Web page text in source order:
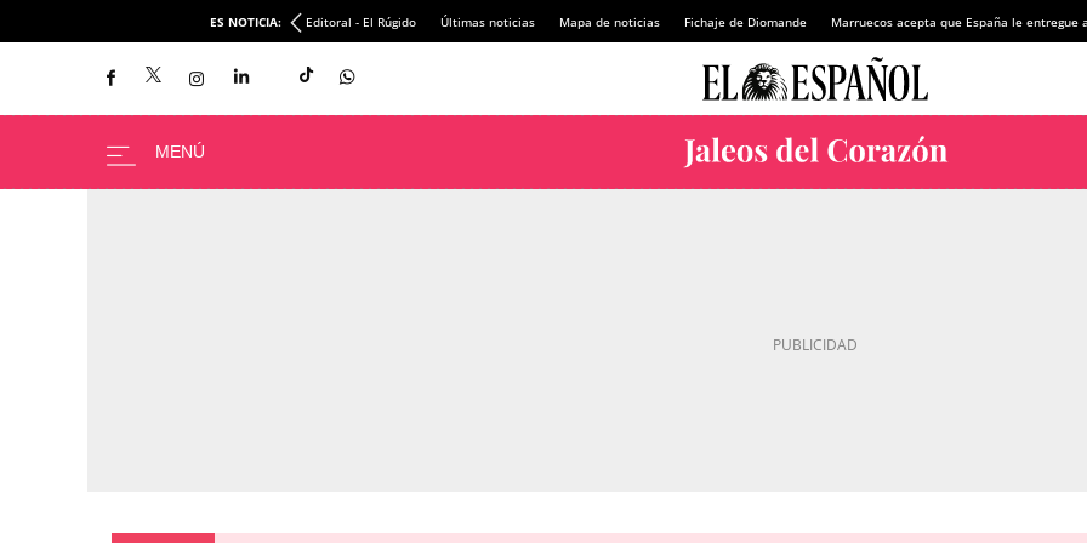
ES NOTICIA: Editoral - El Rúgido Últimas noticias Mapa de noticias Fichaje de Diomande Marruecos acepta que España le entregue